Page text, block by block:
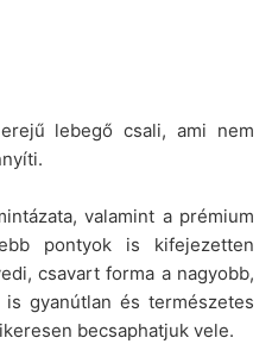
lebegő csali, ami nem
valamint a prémium
pontyok is kifejezetten
csavart forma a nagyobb,
gyanútlan és természetes
becsaphatjuk vele.